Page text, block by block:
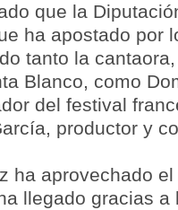
que la
ha apostado por
tanto la
Blanco, como
del festival
productor y
ha aprovechado
llegado gracias